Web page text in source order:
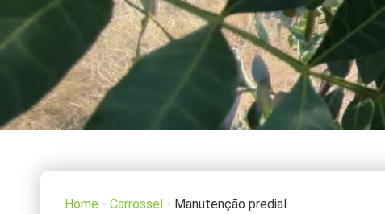
Home - Carrossel - Manutenção predial